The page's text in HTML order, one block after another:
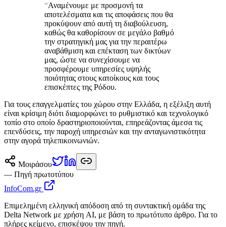
“Αναμένουμε με προσμονή τα
αποτελέσματα και τις αποφάσεις που θα
προκύψουν από αυτή τη διαβούλευση,
καθώς θα καθορίσουν σε μεγάλο βαθμό
την στρατηγική μας για την περαιτέρω
αναβάθμιση και επέκταση των δικτύων
μας, ώστε να συνεχίσουμε να
προσφέρουμε υπηρεσίες υψηλής
ποιότητας στους κατοίκους και τους
επισκέπτες της Ρόδου.
Για τους επαγγελματίες του χώρου στην Ελλάδα, η εξέλιξη αυτή
είναι κρίσιμη διότι διαμορφώνει το ρυθμιστικό και τεχνολογικό
τοπίο στο οποίο δραστηριοποιούνται, επηρεάζοντας άμεσα τις
επενδύσεις, την παροχή υπηρεσιών και την ανταγωνιστικότητα
στην αγορά τηλεπικοινωνιών.
Μοιράσου
— Πηγή πρωτοτύπου
InfoCom.gr
Επιμελημένη ελληνική απόδοση από τη συντακτική ομάδα της
Delta Network με χρήση AI, με βάση το πρωτότυπο άρθρο. Για το
πλήρες κείμενο, επισκέψου την πηγή.